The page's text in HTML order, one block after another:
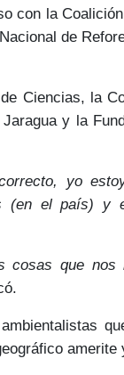
con la
de
Ciencias, la
y la
yo
(en el país) y
cosas que
amerite